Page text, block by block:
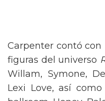
Carpenter contó
figuras del universo
Willam, Symone,
Lexi Love, así